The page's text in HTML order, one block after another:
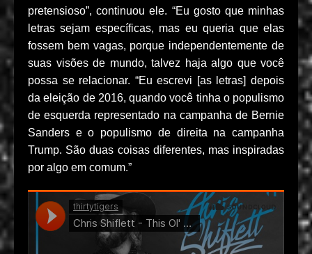
pretensioso”, continuou ele. “Eu gosto que minhas
letras sejam específicas, mas eu queria que elas
fossem bem vagas, porque independentemente de
suas visões de mundo, talvez haja algo que você
possa se relacionar. “Eu escrevi [as letras] depois
da eleição de 2016, quando você tinha o populismo
de esquerda representado na campanha de Bernie
Sanders e o populismo de direita na campanha
Trump. São duas coisas diferentes, mas inspiradas
por algo em comum.”